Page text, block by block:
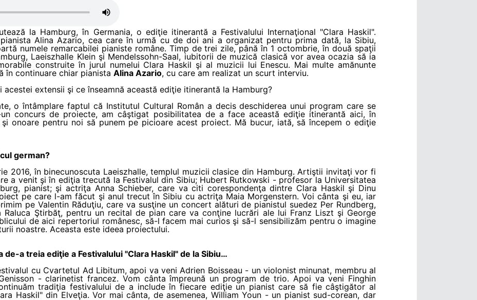
la Hamburg, în Germania, o ediţie itinerantă a Festivalului Internaţional "Clara Haskil".
Alina Azario, cea care în urmă cu de doi ani a organizat pentru prima dată, la Sibiu,
numele remarcabilei pianiste române. Timp de trei zile, până în 1 octombrie, în două spaţii
Laeiszhalle Klein şi Mendelssohn-Saal, iubitorii de muzică clasică vor avea ocazia să ia
construite în jurul numelui Clara Haskil şi al muzicii lui Enescu. Mai multe amănunte
în continuare chiar pianista Alina Azario, cu care am realizat un scurt interviu.
extensii şi ce înseamnă această ediţie itinerantă la Hamburg?
o întâmplare faptul că Institutul Cultural Român a decis deschiderea unui program care se
un concurs de proiecte, am câştigat posibilitatea de a face această ediţie itinerantă aici, în
onoare pentru noi să punem pe picioare acest proiect. Mă bucur, iată, să începem o ediţie
german?
2016, în binecunoscuta Laeiszhalle, templul muzicii clasice din Hamburg. Artiştii invitaţi vor fi
a venit şi în ediţia trecută la Festivalul din Sibiu; Hubert Rutkowski - profesor la Universitatea
pianist; şi actriţa Anna Schieber, care va citi corespondenţa dintre Clara Haskil şi Dinu
pe care l-am făcut şi anul trecut în Sibiu cu actriţa Maia Morgenstern. Voi cânta şi eu, iar
pe Valentin Răduţiu, care va susţine un concert alături de pianistul suedez Per Rundberg,
Raluca Ştirbăţ, pentru un recital de pian care va conţine lucrări ale lui Franz Liszt şi George
de aici repertoriul românesc, să-l facem mai curios şi să-l sensibilizăm pentru o imagine
noastre. Aceasta este ideea proiectului.
de-a treia ediţie a Festivalului "Clara Haskil" de la Sibiu…
cu Cvartetul Ad Libitum, apoi va veni Adrien Boisseau - un violonist minunat, membru al
- clarinetist francez. Vom cânta împreună un program de trio. Apoi va veni Finghin
tradiţia festivalului de a include în fiecare ediţie un pianist care să fie câştigător al
Haskil" din Elveţia. Vor mai cânta, de asemenea, William Youn - un pianist sud-corean, dar